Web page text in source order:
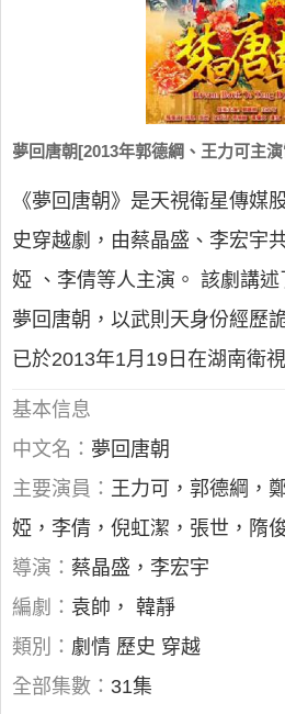
夢回唐朝[2013年郭德綱、王力可主
《夢回唐朝》是天視衛星傳媒
史穿越劇，由蔡晶盛、李宏宇
婭 、李倩等人主演。 該劇講
夢回唐朝，以武則天身份經歷
已於2013年1月19日在湖南衛
基本信息
中文名： 夢回唐朝
主要演員： 王力可，郭德綱，
婭，李倩，倪虹潔，張世，隋
導演： 蔡晶盛，李宏宇
編劇： 袁帥， 韓靜
類別： 劇情 歷史 穿越
全部集數： 31集